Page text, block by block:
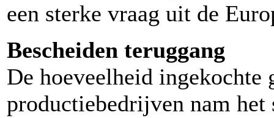
een sterke vraag uit de
Bescheiden teruggang
De hoeveelheid ingekochte
productiebedrijven nam het